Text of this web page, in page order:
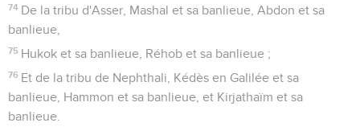
74 De la tribu d'Asser, Mashal et sa banlieue, Abdon et sa
banlieue,
75 Hukok et sa banlieue, Réhob et sa banlieue ;
76 Et de la tribu de Nephthali, Kédès en Galilée et sa
banlieue, Hammon et sa banlieue, et Kirjathaïm et sa
banlieue.